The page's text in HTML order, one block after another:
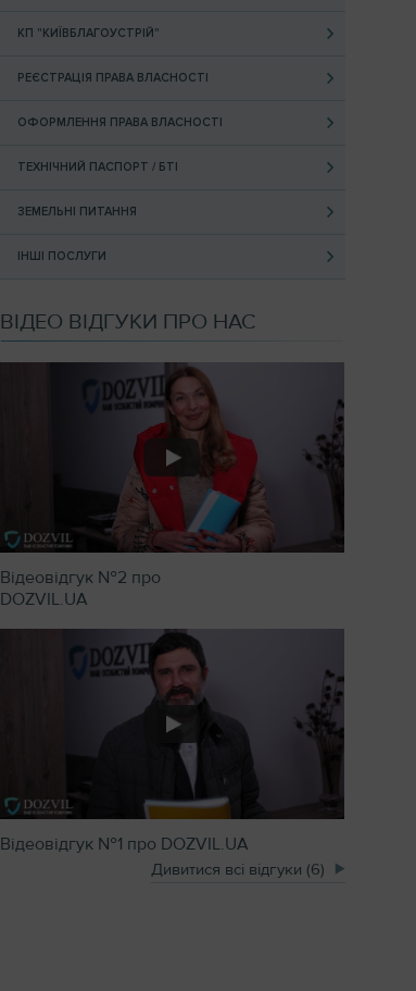
КП "КИЇВБЛАГОУСТРІЙ"
РЕЄСТРАЦІЯ ПРАВА ВЛАСНОСТІ
ОФОРМЛЕННЯ ПРАВА ВЛАСНОСТІ
ТЕХНІЧНИЙ ПАСПОРТ / БТІ
ЗЕМЕЛЬНІ ПИТАННЯ
ІНШІ ПОСЛУГИ
ВІДЕО ВІДГУКИ ПРО НАС
Відеовідгук №2 про
DOZVIL.UA
Відеовідгук №1 про DOZVIL.UA
Дивитися всі відгуки (6)